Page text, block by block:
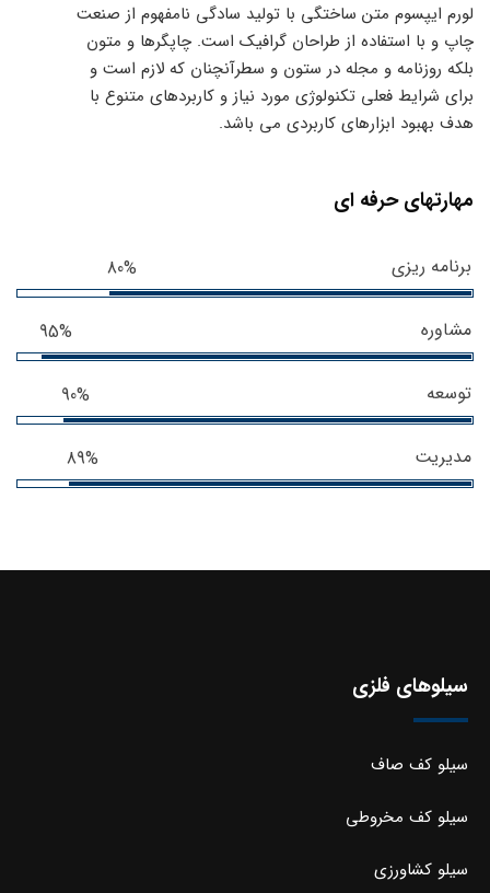
لورم ایپسوم متن ساختگی با تولید سادگی نامفهوم از صنعت
چاپ و با استفاده از طراحان گرافیک است. چاپگرها و متون
بلکه روزنامه و مجله در ستون و سطرآنچنان که لازم است و
برای شرایط فعلی تکنولوژی مورد نیاز و کاربردهای متنوع با
هدف بهبود ابزارهای کاربردی می باشد.
مهارتهای حرفه ای
برنامه ریزی 80%
مشاوره 95%
توسعه 90%
مدیریت 89%
سیلوهای فلزی
سیلو کف صاف
سیلو کف مخروطی
سیلو کشاورزی